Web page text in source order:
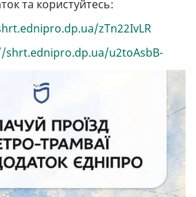
та користуйтесь:
zTn22IvLR
u2toAsbB-